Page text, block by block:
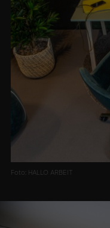
Foto: HALLO ARBEIT